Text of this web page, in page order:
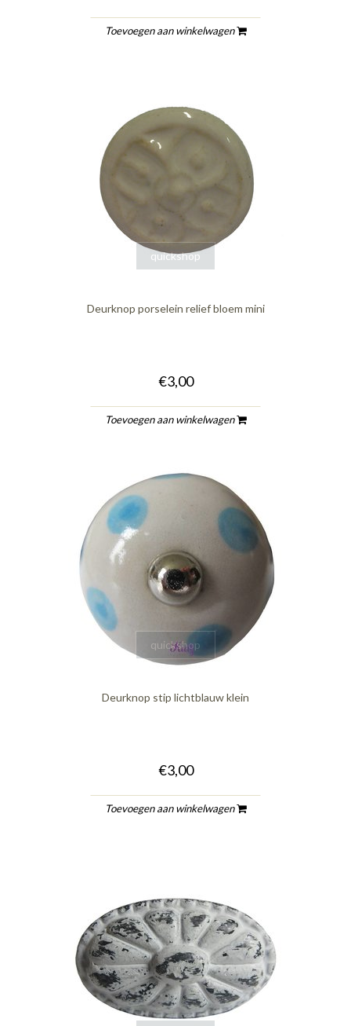
Toevoegen aan winkelwagen
quickshop
Deurknop porselein relief bloem mini
€3,00
Toevoegen aan winkelwagen
quickshop
Deurknop stip lichtblauw klein
€3,00
Toevoegen aan winkelwagen